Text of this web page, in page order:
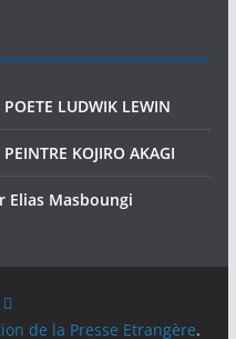
POETE LUDWIK LEWIN
KOJIRO AKAGI
Elias Masboungi
de la Presse Etrangère.